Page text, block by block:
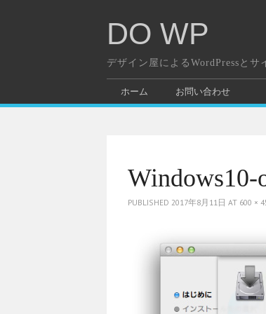
DO WP
デザイン屋によるWordPressとサ
ホーム お問い合わせ
Windows10-
PUBLISHED 2017年8月11日 AT 600 ×